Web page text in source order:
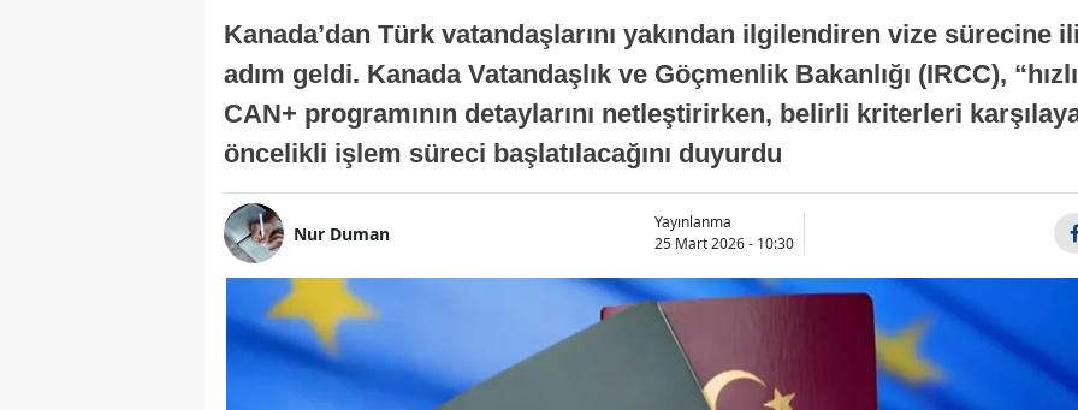
Kanada’dan Türk vatandaşlarını yakından ilgilendiren vize sürecine
adım geldi. Kanada Vatandaşlık ve Göçmenlik Bakanlığı (IRCC),
CAN+ programının detaylarını netleştirirken, belirli kriterleri
öncelikli işlem süreci başlatılacağını duyurdu
Nur Duman
Yayınlanma
25 Mart 2026 - 10:30